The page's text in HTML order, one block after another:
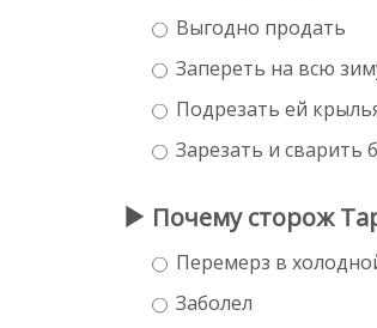
Выгодно продать
Запереть на всю
Подрезать ей
Зарезать и сварить
Почему сторож
Перемерз в
Заболел